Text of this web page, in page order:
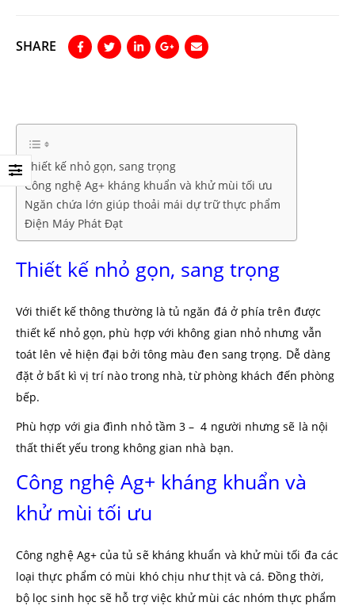
SHARE
Thiết kế nhỏ gọn, sang trọng
Công nghệ Ag+ kháng khuẩn và khử mùi tối ưu
Ngăn chứa lớn giúp thoải mái dự trữ thực phẩm
Điện Máy Phát Đạt
Thiết kế nhỏ gọn, sang trọng
Với thiết kế thông thường là tủ ngăn đá ở phía trên được
thiết kế nhỏ gọn, phù hợp với không gian nhỏ nhưng vẫn
toát lên vẻ hiện đại bởi tông màu đen sang trọng. Dễ dàng
đặt ở bất kì vị trí nào trong nhà, từ phòng khách đến phòng
bếp.
Phù hợp với gia đình nhỏ tầm 3 – 4 người nhưng sẽ là nội
thất thiết yếu trong không gian nhà bạn.
Công nghệ Ag+ kháng khuẩn và
khử mùi tối ưu
Công nghệ Ag+ của tủ sẽ kháng khuẩn và khử mùi tối đa các
loại thực phẩm có mùi khó chịu như thịt và cá. Đồng thời,
bộ lọc sinh học sẽ hỗ trợ việc khử mùi các nhóm thực phẩm